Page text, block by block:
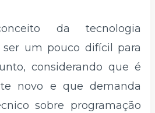
da tecnologia
ser um pouco difícil para
considerando que é
novo e que demanda
sobre programação